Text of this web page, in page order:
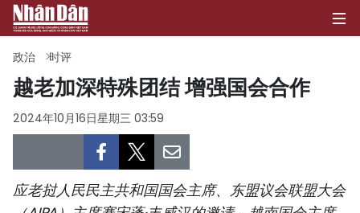
首页
政治
经济
政治 时评
越老加深特殊团结 增强国会合作
2024年10月16日星期三 03:59
应老挝人民民主共和国国会主席、东盟议会联盟大会